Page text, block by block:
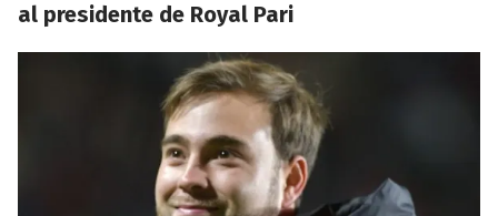
al presidente de Royal Pari